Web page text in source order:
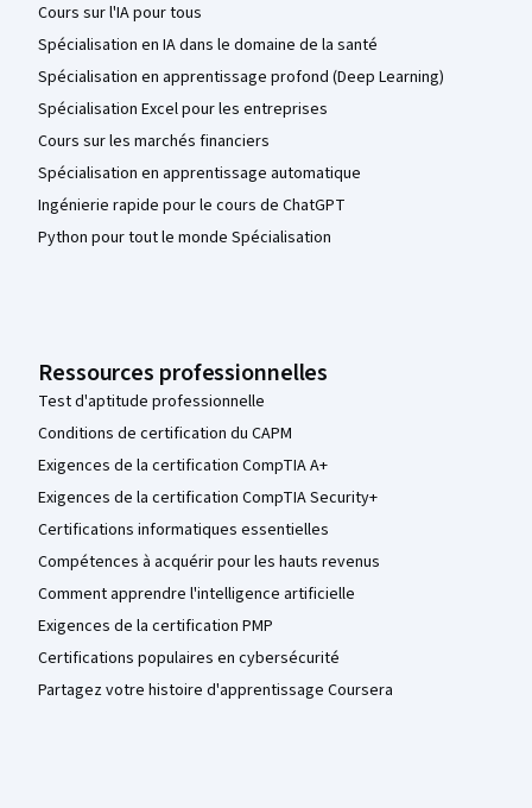
Cours sur l'IA pour tous
Spécialisation en IA dans le domaine de la santé
Spécialisation en apprentissage profond (Deep Learning)
Spécialisation Excel pour les entreprises
Cours sur les marchés financiers
Spécialisation en apprentissage automatique
Ingénierie rapide pour le cours de ChatGPT
Python pour tout le monde Spécialisation
Ressources professionnelles
Test d'aptitude professionnelle
Conditions de certification du CAPM
Exigences de la certification CompTIA A+
Exigences de la certification CompTIA Security+
Certifications informatiques essentielles
Compétences à acquérir pour les hauts revenus
Comment apprendre l'intelligence artificielle
Exigences de la certification PMP
Certifications populaires en cybersécurité
Partagez votre histoire d'apprentissage Coursera